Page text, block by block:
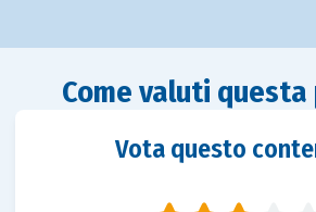
Come valuti questa
Vota questo